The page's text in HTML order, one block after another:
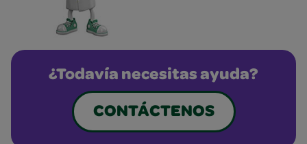
¿Todavía necesitas ayuda?
CONTÁCTENOS